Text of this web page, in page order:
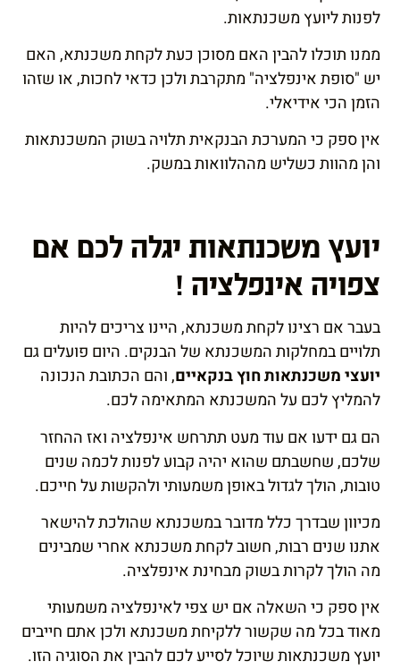
לפנות ליועץ משכנתאות.
ממנו תוכלו להבין האם מסוכן כעת לקחת משכנתא, האם
יש "סופת אינפלציה" מתקרבת ולכן כדאי לחכות, או שזהו
הזמן הכי אידיאלי.
אין ספק כי המערכת הבנקאית תלויה בשוק המשכנתאות
והן מהוות כשליש מההלוואות במשק.
יועץ משכנתאות יגלה לכם אם
צפויה אינפלציה !
בעבר אם רצינו לקחת משכנתא, היינו צריכים להיות
תלויים במחלקות המשכנתא של הבנקים. היום פועלים גם
יועצי משכנתאות חוץ בנקאיים, והם הכתובת הנכונה
להמליץ לכם על המשכנתא המתאימה לכם.
הם גם ידעו אם עוד מעט תתרחש אינפלציה ואז ההחזר
שלכם, שחשבתם שהוא יהיה קבוע לפנות לכמה שנים
טובות, הולך לגדול באופן משמעותי ולהקשות על חייכם.
מכיוון שבדרך כלל מדובר במשכנתא שהולכת להישאר
אתנו שנים רבות, חשוב לקחת משכנתא אחרי שמבינים
מה הולך לקרות בשוק מבחינת אינפלציה.
אין ספק כי השאלה אם יש צפי לאינפלציה משמעותי
מאוד בכל מה שקשור ללקיחת משכנתא ולכן אתם חייבים
יועץ משכנתאות שיוכל לסייע לכם להבין את הסוגיה הזו.